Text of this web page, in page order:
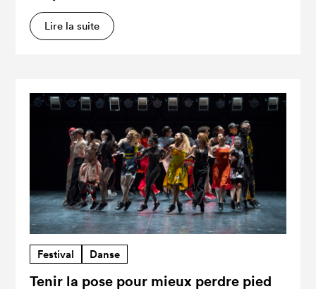
Lire la suite
Festival Danse
Tenir la pose pour mieux perdre pied